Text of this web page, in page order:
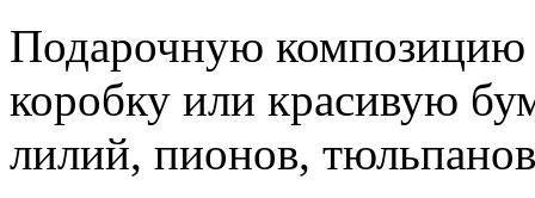
Подарочную
коробку или красивую
лилий, пионов,